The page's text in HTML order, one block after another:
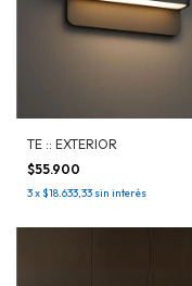
TE :: EXTERIOR
$55.900
3x$18.633,33 sin interés